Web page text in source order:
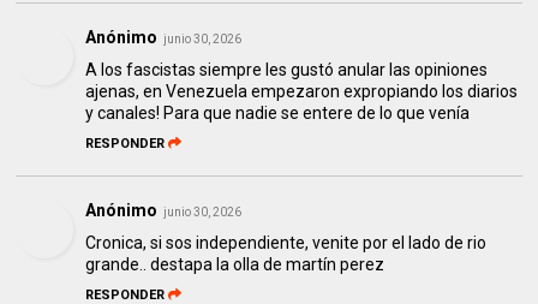
Anónimo junio 30, 2026
A los fascistas siempre les gustó anular las opiniones
ajenas, en Venezuela empezaron expropiando los diarios
y canales! Para que nadie se entere de lo que venía
RESPONDER
Anónimo junio 30, 2026
Cronica, si sos independiente, venite por el lado de rio
grande.. destapa la olla de martín perez
RESPONDER